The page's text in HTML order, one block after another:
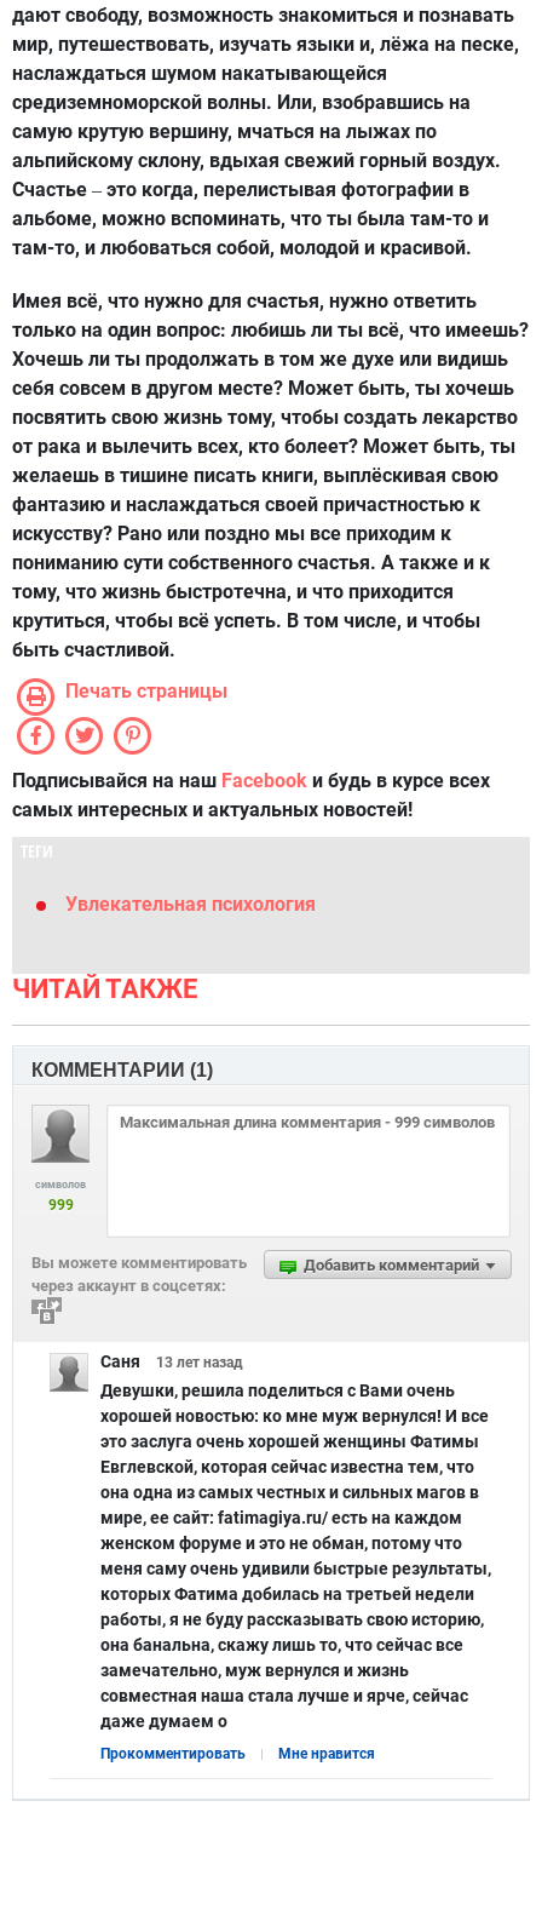
дают свободу, возможность знакомиться и познавать
мир, путешествовать, изучать языки и, лёжа на песке,
наслаждаться шумом накатывающейся
средиземноморской волны. Или, взобравшись на
самую крутую вершину, мчаться на лыжах по
альпийскому склону, вдыхая свежий горный воздух.
Счастье – это когда, перелистывая фотографии в
альбоме, можно вспоминать, что ты была там-то и
там-то, и любоваться собой, молодой и красивой.
Имея всё, что нужно для счастья, нужно ответить
только на один вопрос: любишь ли ты всё, что имеешь?
Хочешь ли ты продолжать в том же духе или видишь
себя совсем в другом месте? Может быть, ты хочешь
посвятить свою жизнь тому, чтобы создать лекарство
от рака и вылечить всех, кто болеет? Может быть, ты
желаешь в тишине писать книги, выплёскивая свою
фантазию и наслаждаться своей причастностью к
искусству? Рано или поздно мы все приходим к
пониманию сути собственного счастья. А также и к
тому, что жизнь быстротечна, и что приходится
крутиться, чтобы всё успеть. В том числе, и чтобы
быть счастливой.
Печать страницы
Подписывайся на наш Facebook и будь в курсе всех
самых интересных и актуальных новостей!
ТЕГИ
Увлекательная психология
ЧИТАЙ ТАКЖЕ
КОММЕНТАРИИ (1)
символов
999
Добавить комментарий
Вы можете комментировать
через аккаунт в соцсетях:
Саня 13 лет назад
Девушки, решила поделиться с Вами очень
хорошей новостью: ко мне муж вернулся! И все
это заслуга очень хорошей женщины Фатимы
Евглевской, которая сейчас известна тем, что
она одна из самых честных и сильных магов в
мире, ее сайт: fatimagiya.ru/ есть на каждом
женском форуме и это не обман, потому что
меня саму очень удивили быстрые результаты,
которых Фатима добилась на третьей недели
работы, я не буду рассказывать свою историю,
она банальна, скажу лишь то, что сейчас все
замечательно, муж вернулся и жизнь
совместная наша стала лучше и ярче, сейчас
даже думаем о
Прокомментировать Мне нравится